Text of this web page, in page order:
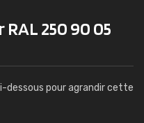
250 90 05
dessous pour agrandir cette